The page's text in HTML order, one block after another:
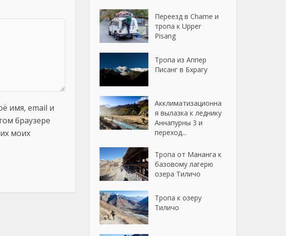
имя, email и
браузере
моих
Переезд в Chame и
тропа к Upper
Pisang
Тропа из Аппер
Писанг в Бхрагу
Акклиматизационна
я вылазка к леднику
Аннапурны 3 и
переход...
Тропа от Мананга к
базовому лагерю
озера Тиличо
Тропа к озеру
Тиличо